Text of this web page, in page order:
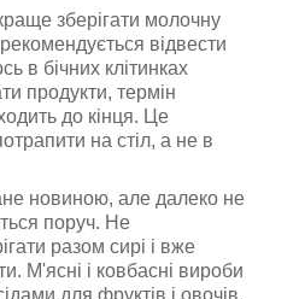
зберігати молочну
відвести
в бічних клітинках
продукти, термін
до кінця. Це
на стіл, а не в
новиною, але далеко не
поруч. Не
разом сирі і вже
М'ясні і ковбасні вироби
для фруктів і овочів.